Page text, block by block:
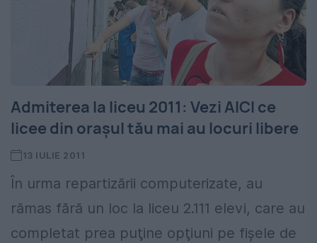
Admiterea la liceu 2011: Vezi AICI ce
licee din oraşul tău mai au locuri libere
13 IULIE 2011
În urma repartizării computerizate, au
rămas fără un loc la liceu 2.111 elevi, care au
completat prea puţine opţiuni pe fişele de